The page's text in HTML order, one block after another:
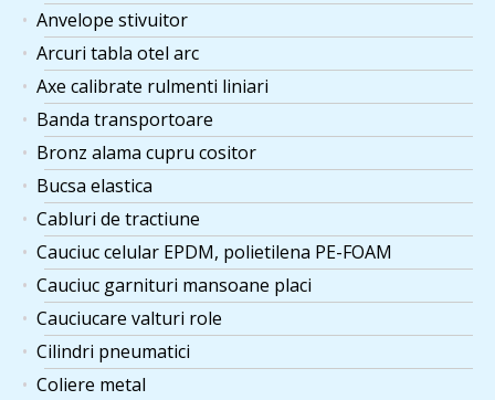
Anvelope stivuitor
Arcuri tabla otel arc
Axe calibrate rulmenti liniari
Banda transportoare
Bronz alama cupru cositor
Bucsa elastica
Cabluri de tractiune
Cauciuc celular EPDM, polietilena PE-FOAM
Cauciuc garnituri mansoane placi
Cauciucare valturi role
Cilindri pneumatici
Coliere metal